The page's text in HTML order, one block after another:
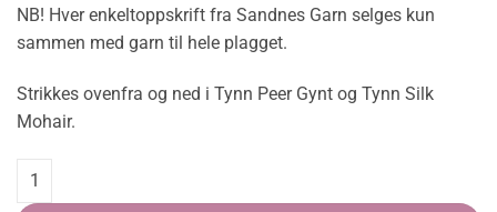
NB! Hver enkeltoppskrift fra Sandnes Garn selges kun
sammen med garn til hele plagget.
Strikkes ovenfra og ned i Tynn Peer Gynt og Tynn Silk
Mohair.
Peacock Jumper quantity